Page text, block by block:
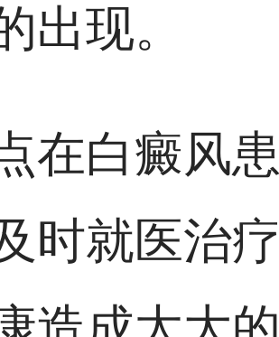
出现。
在白癜风
时就医治